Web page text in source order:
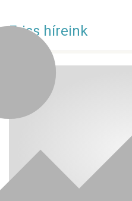
Friss híreink